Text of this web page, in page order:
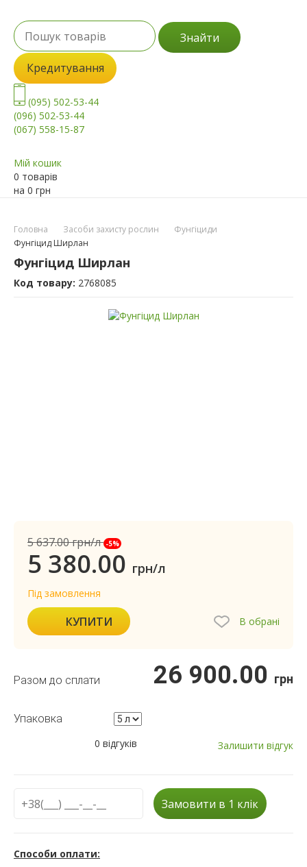
Знайти
Кредитування
(095) 502-53-44
(096) 502-53-44
(067) 558-15-87
Мій кошик
0 товарів
на 0 грн
Головна Засоби захисту рослин
Фунгіциди
Фунгіцид Ширлан
Фунгіцид Ширлан
Код товару: 2768085
5 637.00грн/л -5%
5 380.00 грн/л
Під замовлення
КУПИТИ В обрані
Разом до сплати 26 900.00 грн
Упаковка
0 відгуків
Залишити відгук
Замовити в 1 клік
Способи оплати: